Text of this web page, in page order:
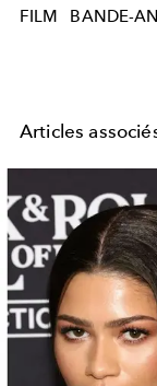
FILM BANDE-
Articles